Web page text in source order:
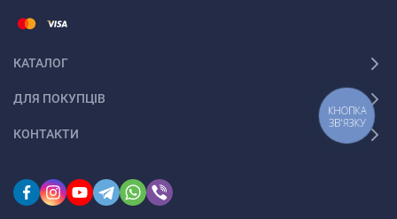
КАТАЛОГ
ДЛЯ ПОКУПЦІВ
КОНТАКТИ
КНОПКА
ЗВ'ЯЗКУ